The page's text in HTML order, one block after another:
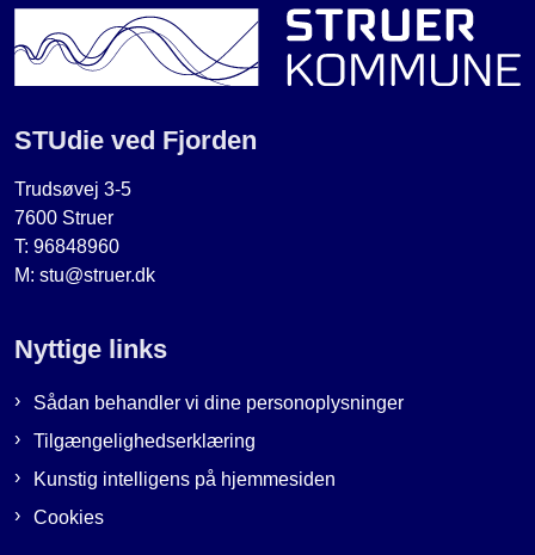
STUdie ved Fjorden
Trudsøvej 3-5
7600 Struer
T: 96848960
M: stu@struer.dk
Nyttige links
Sådan behandler vi dine personoplysninger
Tilgængelighedserklæring
Kunstig intelligens på hjemmesiden
Cookies